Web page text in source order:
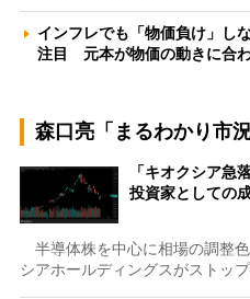
インフレでも「物価負け」し
注目 元本が物価の動きに合
森口亮「まるわかり市況
「キオクシア急
投資家としての
半導体株を中心に相場の調整
シアホールディングスがストッ